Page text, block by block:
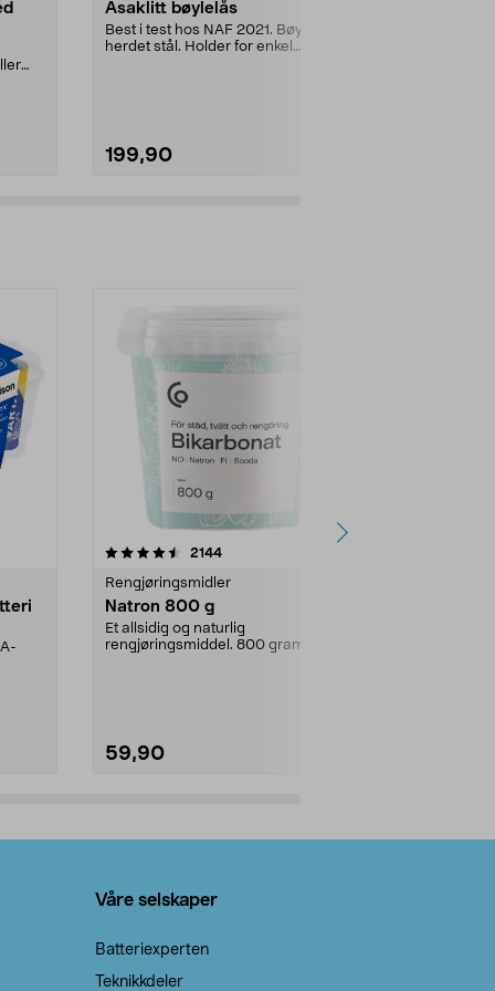
Asaklitt bøylelås
Best i test hos NAF 2021. Bøyle av
herdet stål. Holder for enkel
199,90
2144anmeldelser
Rengjøringsmidler
Natron 800 g
Et allsidig og naturlig
rengjøringsmiddel. 800 gram
59,90
4.0av 5 stjerner
Våre selskaper
Batteriexperten
Teknikkdeler